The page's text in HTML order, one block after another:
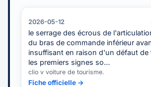
2026-05-12
le serrage des écrous de
du bras de commande inférieur
insuffisant en raison d'un défaut de
les premiers signes so…
clio v voiture de tourisme.
Fiche officielle →